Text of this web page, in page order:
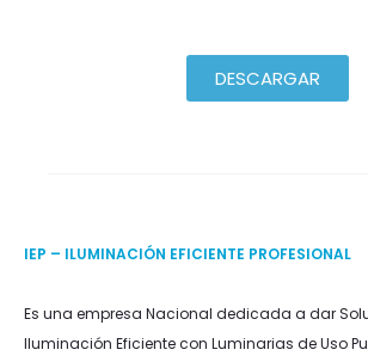
DESCARGAR
IEP – ILUMINACIÓN EFICIENTE PROFESIONAL
Es una empresa Nacional dedicada a dar
Iluminación Eficiente con Luminarias de Uso